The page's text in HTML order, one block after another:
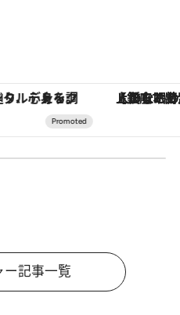
フトまで。大人のための「ReFa GINZA」クルーズ
ー記事一覧